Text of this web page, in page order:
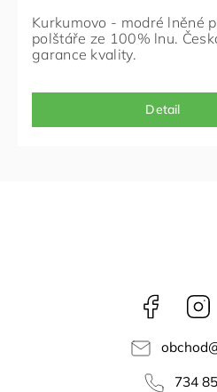
Detail
Kurkumovo - modré lněné
polštáře ze 100% lnu.
garance kvality.
Facebook
obchod
734